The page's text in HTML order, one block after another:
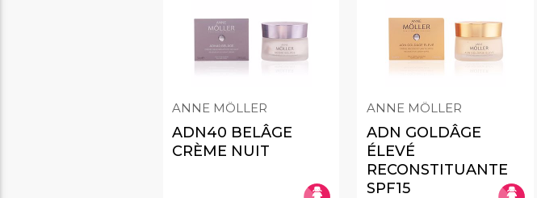
ANNE MÖLLER
ADN40 BELÂGE
CRÈME NUIT
ANNE MÖLLER
ADN GOLDÂGE
ÉLEVÉ
RECONSTITUANTE
SPF15